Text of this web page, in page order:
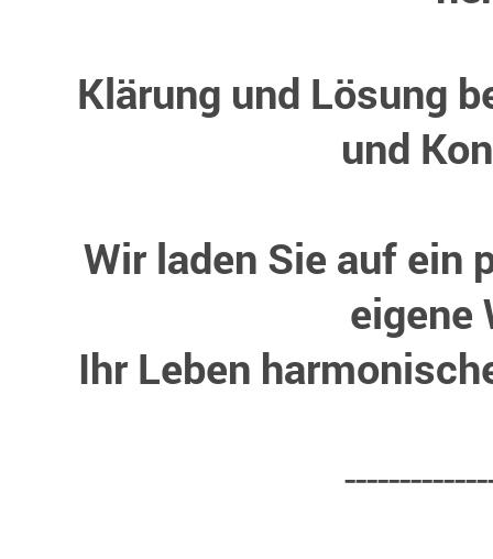
Klärung und Lösung
und
Wir laden Sie auf ein
eigene
Ihr Leben